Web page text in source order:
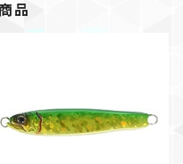
品